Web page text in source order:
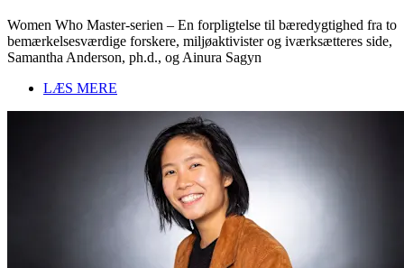
Women Who Master-serien – En forpligtelse til bæredygtighed fra to
bemærkelsesværdige forskere, miljøaktivister og iværksætteres side,
Samantha Anderson, ph.d., og Ainura Sagyn
LÆS MERE